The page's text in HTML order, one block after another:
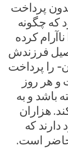
پرداخت
که چگونه
کرده
فرزندش
را پرداخت
و هر روز
باشد و به
هزاران
که
حاضر است.